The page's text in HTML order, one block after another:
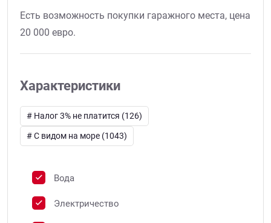
Есть возможность покупки гаражного места, цена
20 000 евро.
Характеристики
# Налог 3% не платится (126)
# C видом на море (1043)
Вода
Электричество